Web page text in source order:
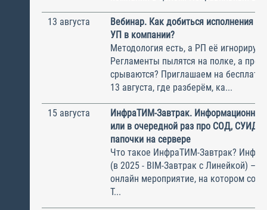
13 августа
Вебинар. Как добиться исполнения
УП в компании?
Методология есть, а РП её
Регламенты пылятся на полке, а
срываются? Приглашаем на
13 августа, где разберём, ка...
15 августа
ИнфраТИМ-Завтрак.
или в очередной раз про СОД, СУИД и
папочки на сервере
Что такое ИнфраТИМ-Завтрак?
(в 2025 - BIM-Завтрак с Линейкой) –
онлайн мероприятие, на котором
Т...